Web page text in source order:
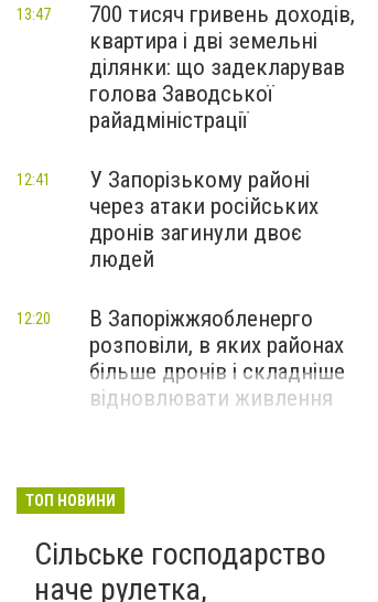
700 тисяч гривень доходів,
квартира і дві земельні
ділянки: що задекларував
голова Заводської
райадміністрації
13:47
У Запорізькому районі
через атаки російських
дронів загинули двоє
людей
12:41
В Запоріжжяобленерго
розповіли, в яких районах
більше дронів і складніше
відновлювати живлення
12:20
ТОП НОВИНИ
Сільське господарство
наче рулетка,